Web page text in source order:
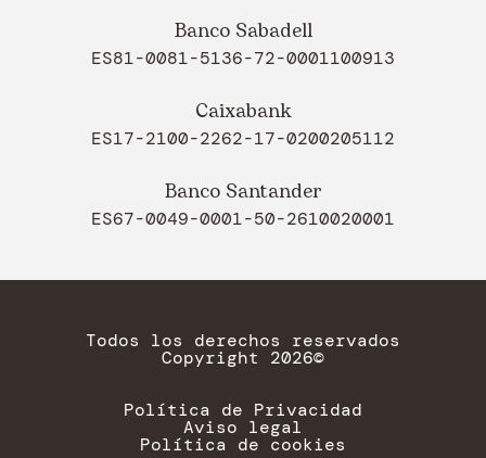
Banco Sabadell
ES81-0081-5136-72-0001100913
Caixabank
ES17-2100-2262-17-0200205112
Banco Santander
ES67-0049-0001-50-2610020001
Todos los derechos reservados
Copyright 2026©
Política de Privacidad
Aviso legal
Política de cookies